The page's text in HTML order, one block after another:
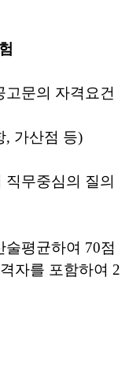
문의 자격요건
, 가산점 등)
무중심의 질의
술평균하여 70점
자를 포함하여 2